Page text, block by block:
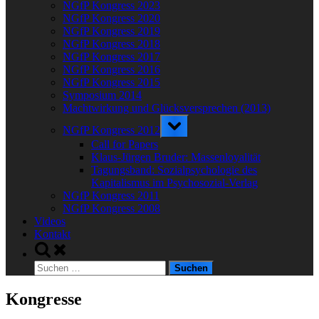
NGfP Kongress 2023
NGfP Kongress 2020
NGfP Kongress 2019
NGfP Kongress 2018
NGfP Kongress 2017
NGfP Kongress 2016
NGfP Kongress 2015
Symposium 2014
Machtwirkung und Glücksversprechen (2013)
NGfP Kongress 2012
Toggle
sub-
Call for Papers
Klaus-Jürgen Bruder: Massenloyalität
Tagungsband: Sozialpsychologie des
Kapitalismus im Psychosozial-Verlag
NGfP Kongress 2011
NGfP Kongress 2008
Videos
Kontakt
Toggle
search
form
Suchen
nach:
Kongresse